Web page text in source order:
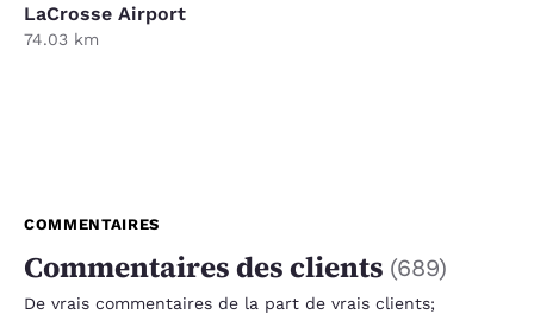
LaCrosse Airport
74.03 km
COMMENTAIRES
Commentaires des clients (689)
De vrais commentaires de la part de vrais clients;